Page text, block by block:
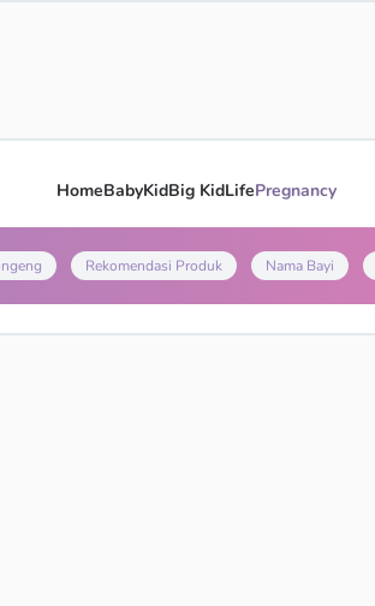
HomeBabyKidBig KidLifePregnancy
Rekomendasi Produk Nama Bayi